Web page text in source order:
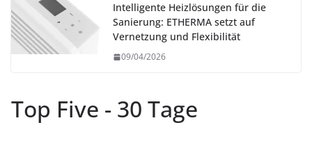
Intelligente Heizlösungen für die
Sanierung: ETHERMA setzt auf
Vernetzung und Flexibilität
09/04/2026
Top Five - 30 Tage